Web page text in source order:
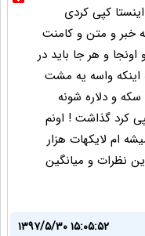
کپی کردی
خبر و متن و کامنت
و هر جا باید در
اینکه واسه یه مشت
و دلاره شونه
کرد گذاشت ! اونم
ام لایکهات هزار
نظرات و میانگین
۱۳۹۷/۵/۳۰ ۱۵:۰۵:۵۲